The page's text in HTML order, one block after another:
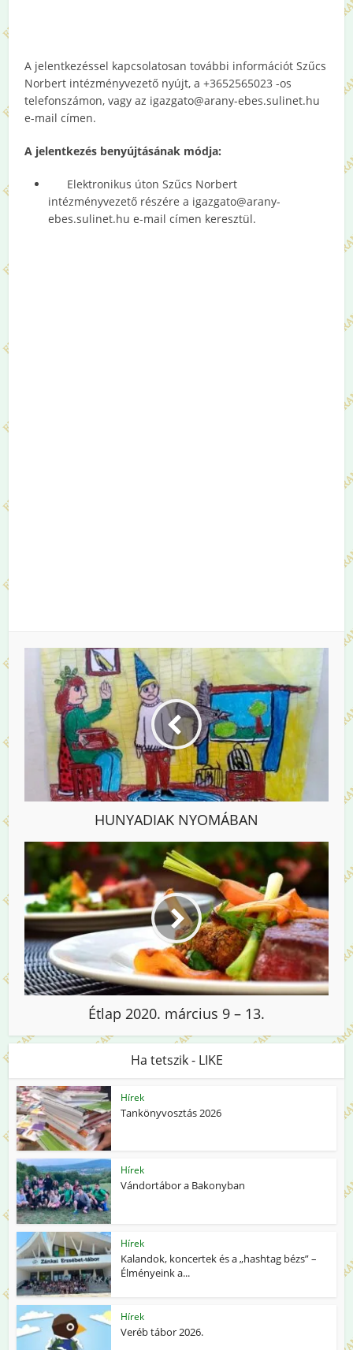
A jelentkezéssel kapcsolatosan további információt Szűcs
Norbert intézményvezető nyújt, a +3652565023 -os
telefonszámon, vagy az igazgato@arany-ebes.sulinet.hu
e-mail címen.
A jelentkezés benyújtásának módja:
Elektronikus úton Szűcs Norbert
intézményvezető részére a igazgato@arany-
ebes.sulinet.hu e-mail címen keresztül.
HUNYADIAK NYOMÁBAN
Étlap 2020. március 9 – 13.
Ha tetszik - LIKE
Hírek
Tankönyvosztás 2026
Hírek
Vándortábor a Bakonyban
Hírek
Kalandok, koncertek és a „hashtag bézs” –
Élményeink a...
Hírek
Veréb tábor 2026.